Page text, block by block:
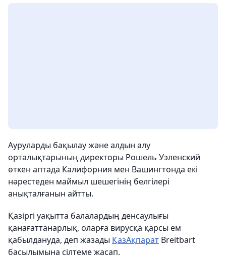
Ауруларды бақылау және алдын алу
орталықтарының директоры Рошель Уэленский
өткен аптада Калифорния мен Вашингтонда екі
нәрестеден маймыл шешегінің белгілері
анықталғанын айтты.
Қазіргі уақытта балалардың денсаулығы
қанағаттанарлық, оларға вирусқа қарсы ем
қабылдануда, деп жазады ҚазАқпарат Breitbart
басылымына сілтеме жасап.